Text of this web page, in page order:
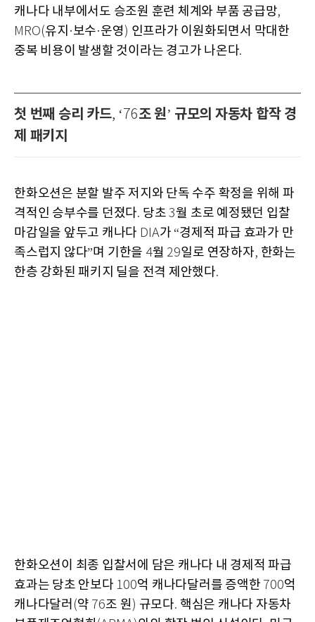
캐나다 내부에서도 승조원 훈련 체계와 부품 공급망,
MRO(유지 ·보수·운영 ) 인프라가 이원화되면서 막대한
중복 비용이 발생할 것이라는 경고가 나온다.
첫 번째 승리 카드, ‘76조 원’ 규모의 자동차 합작 경
제 패키지
한화오션은 분할 발주 저지와 단독 수주 확정을 위해 파
격적인 승부수를 던졌다. 당초3월 초로 예정됐던 입찰
마감일을 앞두고 캐나다 DIA가 “경제적 파급 효과가 만
족스럽지 않다”며 기한을 4월 29일로 연장하자, 한화는
한층 강화된 패키지 딜을 전격 제안했다.
한화오션이 최종 입찰서에 담은 캐나다 내 경제적 파급
효과는 당초 안보다 100억 캐나다달러를 증액한 700억
캐나다달러 (약 76조 원 ) 규모다. 핵심은 캐나다 자동차